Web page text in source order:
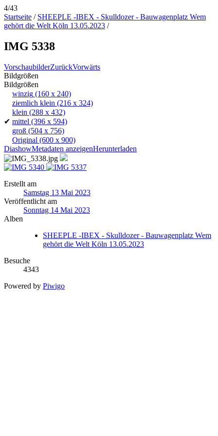
4/43
Startseite / SHEEPLE -IBEX - Skulldozer - Bauwagenplatz Wem
gehört die Welt Köln 13.05.2023 /
IMG 5338
VorschaubilderZurückVorwärts
Bildgrößen
Bildgrößen
winzig (160 x 240)
ziemlich klein (216 x 324)
klein (288 x 432)
✔ mittel (396 x 594)
groß (504 x 756)
Original (600 x 900)
DiashowMetadaten anzeigenHerunterladen
Erstellt am
Samstag 13 Mai 2023
Veröffentlicht am
Sonntag 14 Mai 2023
Alben
SHEEPLE -IBEX - Skulldozer - Bauwagenplatz Wem
gehört die Welt Köln 13.05.2023
Besuche
4343
Powered by Piwigo